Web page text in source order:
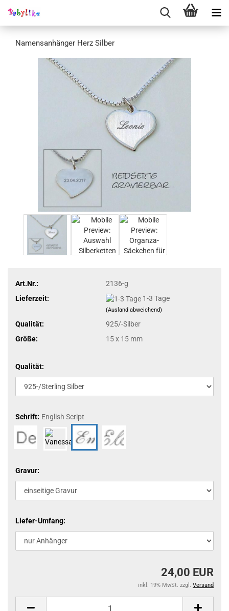
Namensanhänger Herz Silber
Art.Nr.:
2136-g
Lieferzeit:
1-3 Tage
(Ausland abweichend)
Qualität:
925/-Silber
Größe:
15 x 15 mm
Qualität:
Schrift: English Script
Gravur:
Liefer-Umfang:
24,00 EUR
inkl. 19% MwSt. zzgl. Versand